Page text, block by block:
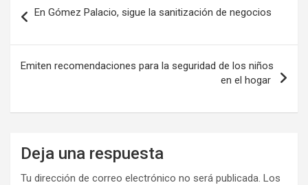
de
entradas
En Gómez Palacio, sigue la sanitización de negocios
Emiten recomendaciones para la seguridad de los niños
en el hogar
Deja una respuesta
Tu dirección de correo electrónico no será publicada. Los